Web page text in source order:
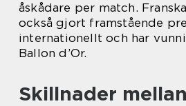
åskådare per match.
också gjort framstående
internationellt och har
Ballon d’Or.
Skillnader